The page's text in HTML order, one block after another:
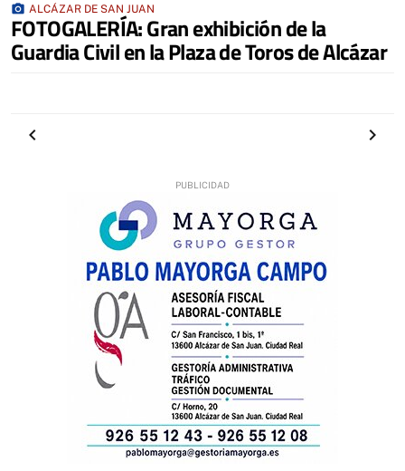
photo_camera ALCÁZAR DE SAN JUAN
FOTOGALERÍA: Gran exhibición de la
Guardia Civil en la Plaza de Toros de Alcázar